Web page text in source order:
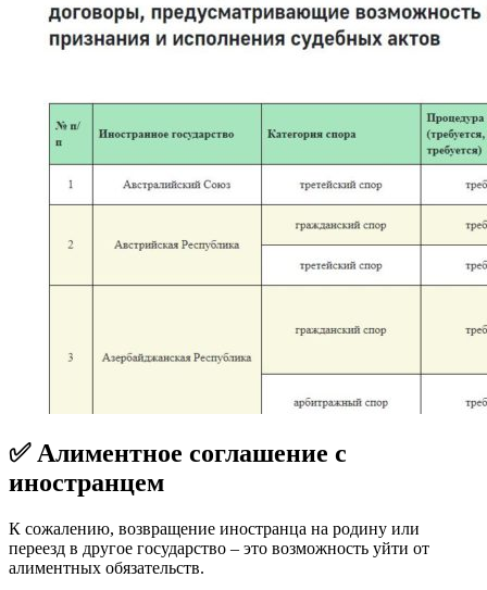
✅ Алиментное соглашение с
иностранцем
К сожалению, возвращение иностранца на родину или
переезд в другое государство – это возможность уйти от
алиментных обязательств.